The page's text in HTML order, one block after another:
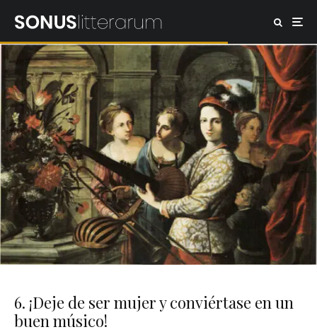
6. ¡Deje de ser mujer y conviértase en un
buen músico!